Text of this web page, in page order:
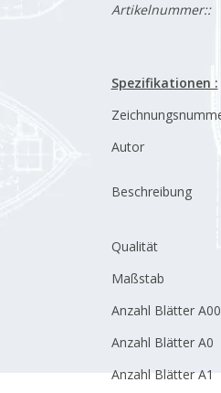
Artikelnummer::
Spezifikationen :
Autor
Beschreibung
Qualität
Maßstab
Anzahl Blätter A00
Anzahl Blätter A0
Anzahl Blätter A1